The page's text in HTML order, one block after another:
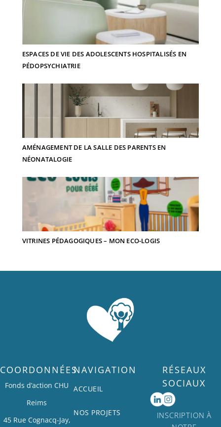
ESPACES DE VIE DES ADOLESCENTS HOSPITALISÉS EN
PÉDOPSYCHIATRIE
AMÉNAGEMENT DE LA SALLE DES PARENTS EN
NÉONATALOGIE
VITRINES PÉDAGOGIQUES – MON ECO-LOGIS
COORDONNÉES
Fonds d’action CHU
Reims
45 Rue Cognacq-Jay,
NAVIGATION
ACCUEIL
NOS PROJETS
RÉSEAUX
SOCIAUX
INSCRIPTION À